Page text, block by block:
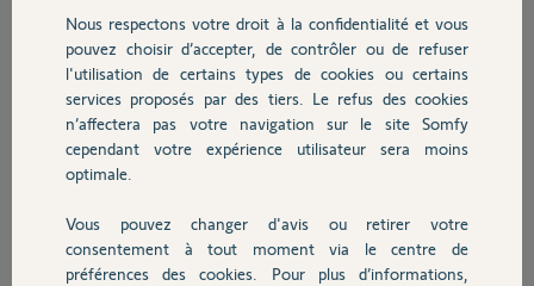
Chauffage
Autres produits
Devis avec un pro
Réponses
Bonjour
Quand vous dîtes: "plus rien", c'est écran noir total ?
Jean-Luc B. il y a plus de 5 ans
Nous respectons votre droit à la confidentialité et vous
pouvez choisir d’accepter, de contrôler ou de refuser
l'utilisation de certains types de cookies ou certains
services proposés par des tiers. Le refus des cookies
n’affectera pas votre navigation sur le site Somfy
cependant votre expérience utilisateur sera moins
optimale.
Vous pouvez changer d'avis ou retirer votre
consentement à tout moment via le centre de
préférences des cookies. Pour plus d’informations,